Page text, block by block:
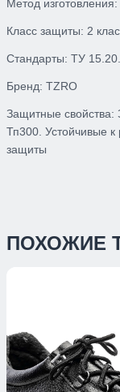
Метод изготовления:
Класс защиты: 2
Стандарты: ТУ
Бренд: TZRO
Защитные
Тп300. Устойчивые
защиты
ПОХОЖИЕ